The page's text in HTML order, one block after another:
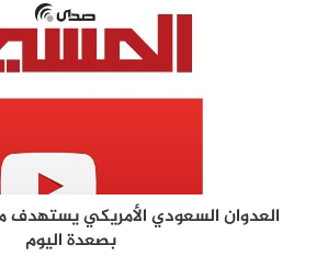
العدوان السعودي الأمريكي يستهدف
بصعدة اليوم